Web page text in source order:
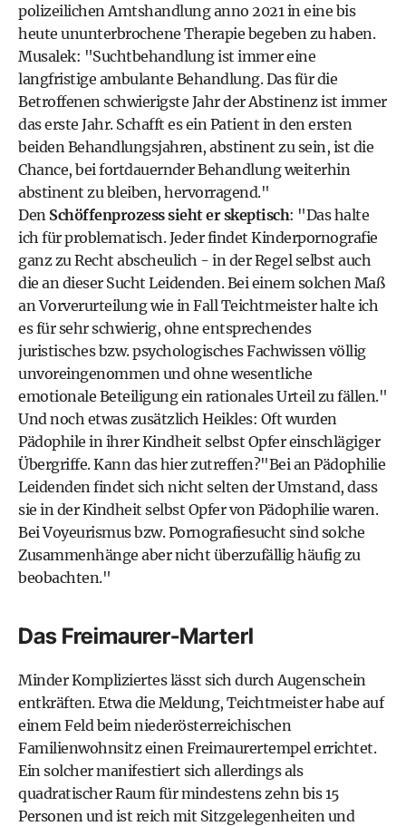
polizeilichen Amtshandlung anno 2021 in eine bis
heute ununterbrochene Therapie begeben zu haben.
Musalek: "Suchtbehandlung ist immer eine
langfristige ambulante Behandlung. Das für die
Betroffenen schwierigste Jahr der Abstinenz ist immer
das erste Jahr. Schafft es ein Patient in den ersten
beiden Behandlungsjahren, abstinent zu sein, ist die
Chance, bei fortdauernder Behandlung weiterhin
abstinent zu bleiben, hervorragend."
Den Schöffenprozess sieht er skeptisch: "Das halte
ich für problematisch. Jeder findet Kinderpornografie
ganz zu Recht abscheulich - in der Regel selbst auch
die an dieser Sucht Leidenden. Bei einem solchen Maß
an Vorverurteilung wie in Fall Teichtmeister halte ich
es für sehr schwierig, ohne entsprechendes
juristisches bzw. psychologisches Fachwissen völlig
unvoreingenommen und ohne wesentliche
emotionale Beteiligung ein rationales Urteil zu fällen."
Und noch etwas zusätzlich Heikles: Oft wurden
Pädophile in ihrer Kindheit selbst Opfer einschlägiger
Übergriffe. Kann das hier zutreffen?"Bei an Pädophilie
Leidenden findet sich nicht selten der Umstand, dass
sie in der Kindheit selbst Opfer von Pädophilie waren.
Bei Voyeurismus bzw. Pornografiesucht sind solche
Zusammenhänge aber nicht überzufällig häufig zu
beobachten."
Das Freimaurer-Marterl
Minder Kompliziertes lässt sich durch Augenschein
entkräften. Etwa die Meldung, Teichtmeister habe auf
einem Feld beim niederösterreichischen
Familienwohnsitz einen Freimaurertempel errichtet.
Ein solcher manifestiert sich allerdings als
quadratischer Raum für mindestens zehn bis 15
Personen und ist reich mit Sitzgelegenheiten und